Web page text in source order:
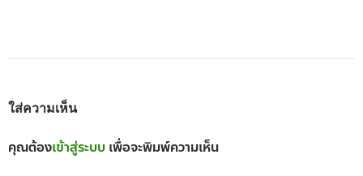
ใส่ความเห็น
คุณต้องเข้าสู่ระบบ เพื่อจะพิมพ์ความเห็น